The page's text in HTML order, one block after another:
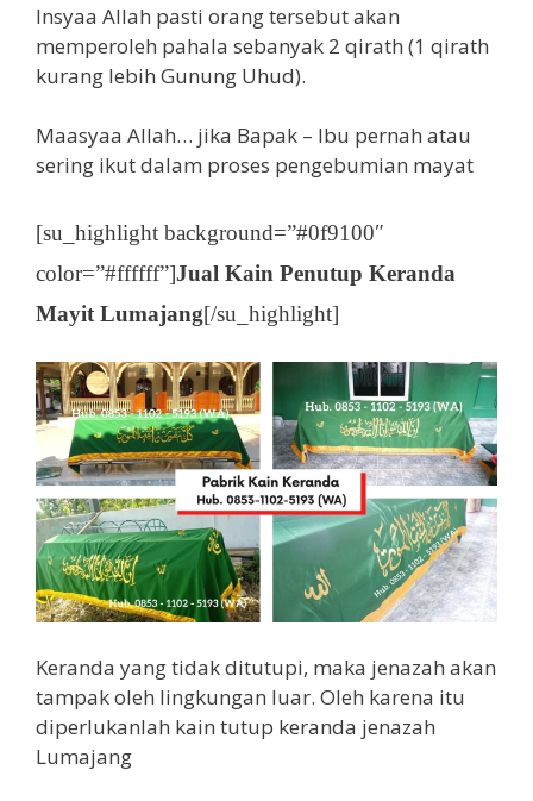
Insyaa Allah pasti orang tersebut akan
memperoleh pahala sebanyak 2 qirath (1 qirath
kurang lebih Gunung Uhud).
Maasyaa Allah… jika Bapak – Ibu pernah atau
sering ikut dalam proses pengebumian mayat
[su_highlight background=”#0f9100″
color=”#ffffff”]Jual Kain Penutup Keranda
Mayit Lumajang[/su_highlight]
Keranda yang tidak ditutupi, maka jenazah akan
tampak oleh lingkungan luar. Oleh karena itu
diperlukanlah kain tutup keranda jenazah
Lumajang